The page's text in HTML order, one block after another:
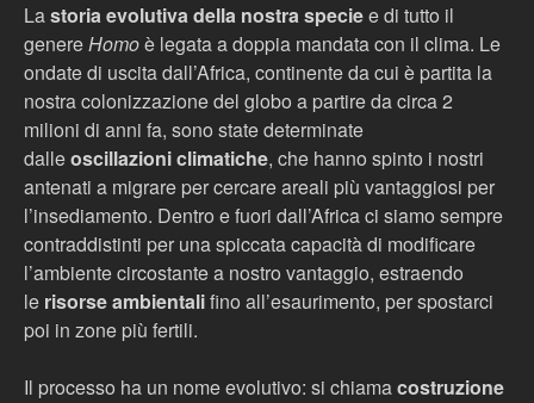
Lastoria evolutiva della nostra speciee di tutto il
genereHomoè legata a doppia mandata con il clima. Le
ondate di uscita dall’Africa, continente da cui è partita la
nostra colonizzazione del globo a partire da circa 2
milioni di anni fa, sono state determinate
dalleoscillazioni climatiche, che hanno spinto i nostri
antenati a migrare per cercare areali più vantaggiosi per
l’insediamento. Dentro e fuori dall’Africa ci siamo sempre
contraddistinti per una spiccata capacità di modificare
l’ambiente circostante a nostro vantaggio, estraendo
le risorse ambientalifino all’esaurimento, per spostarci
poi in zone più fertili.
Il processo ha un nome evolutivo: si chiamacostruzione